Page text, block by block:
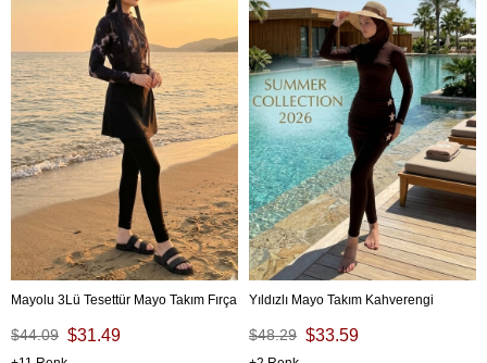
Mayolu 3Lü Tesettür Mayo Takım Fırça
$31.49
$44.09
Yıldızlı Mayo Takım Kahverengi
$33.59
$48.29